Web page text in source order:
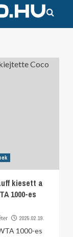
kiesett a
1000-es
2025.02.19.
1000-es